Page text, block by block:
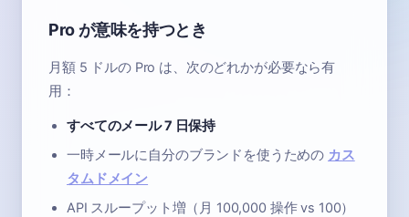
Pro が意味を持つとき
月額 5 ドルの Pro は、次のどれかが必要なら有
用：
すべてのメール 7 日保持
一時メールに自分のブランドを使うための カス
タムドメイン
API スループット増（月 100,000 操作 vs 100）